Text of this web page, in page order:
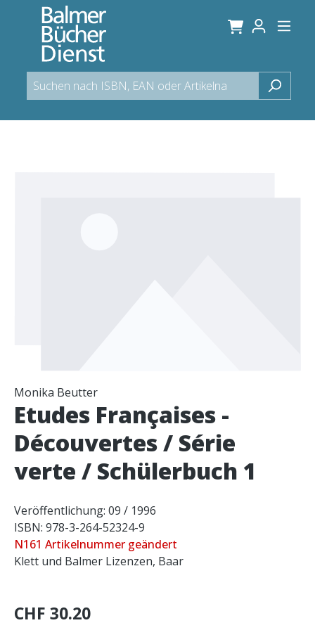
springen
Monika Beutter
Etudes Françaises -
Découvertes / Série
verte / Schülerbuch 1
Veröffentlichung: 09 / 1996
ISBN: 978-3-264-52324-9
N161 Artikelnummer geändert
Klett und Balmer Lizenzen, Baar
CHF 30.20